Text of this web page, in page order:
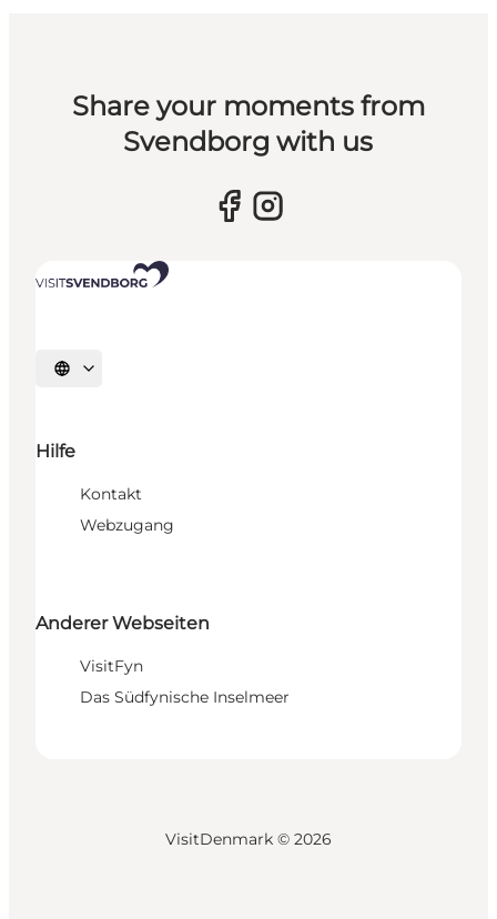
Share your moments from
Svendborg with us
Sprache auswählen
Hilfe
Kontakt
Webzugang
Anderer Webseiten
VisitFyn
Das Südfynische Inselmeer
VisitDenmark © 2026